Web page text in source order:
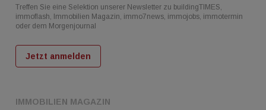
IMMOBILIEN MAGAZIN
Treffen Sie eine Selektion unserer Newsletter zu buildingTIMES,
immoflash, Immobilien Magazin, immo7news, immojobs, immotermin
oder dem Morgenjournal
Jetzt anmelden